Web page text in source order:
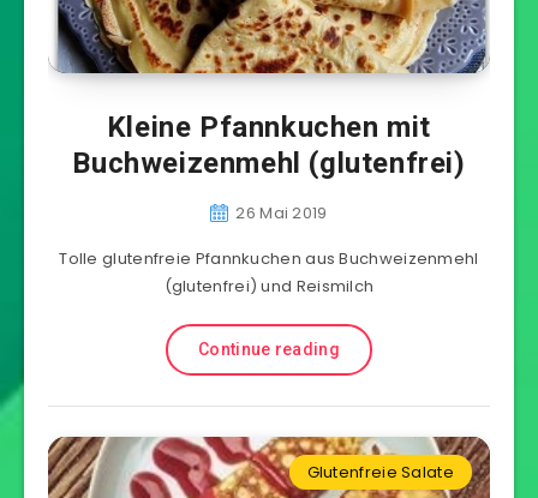
Kleine Pfannkuchen mit
Buchweizenmehl (glutenfrei)
26 Mai 2019
Tolle glutenfreie Pfannkuchen aus Buchweizenmehl
(glutenfrei) und Reismilch
Continue reading
Glutenfreie Salate